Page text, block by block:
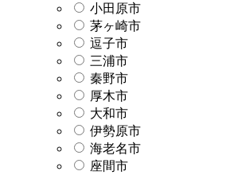
小田原市
茅ヶ崎市
逗子市
三浦市
秦野市
厚木市
大和市
伊勢原市
海老名市
座間市